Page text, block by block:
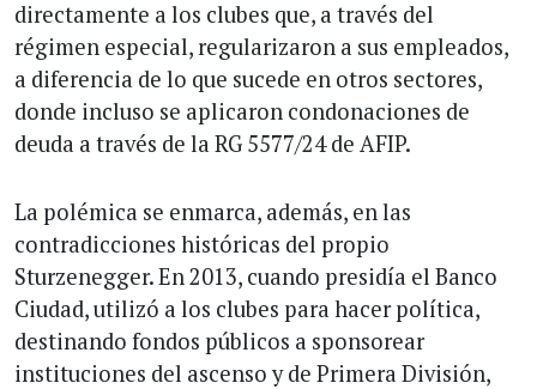
directamente a los clubes que, a través del
régimen especial, regularizaron a sus empleados,
a diferencia de lo que sucede en otros sectores,
donde incluso se aplicaron condonaciones de
deuda a través de la RG 5577/24 de AFIP.
La polémica se enmarca, además, en las
contradicciones históricas del propio
Sturzenegger. En 2013, cuando presidía el Banco
Ciudad, utilizó a los clubes para hacer política,
destinando fondos públicos a sponsorear
instituciones del ascenso y de Primera División,